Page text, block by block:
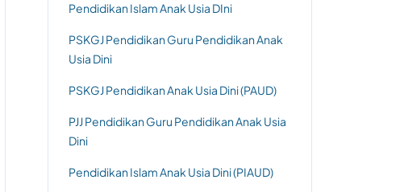
Pendidikan Islam Anak Usia DIni
PSKGJ Pendidikan Guru Pendidikan Anak
Usia Dini
PSKGJ Pendidikan Anak Usia Dini (PAUD)
PJJ Pendidikan Guru Pendidikan Anak Usia
Dini
Pendidikan Islam Anak Usia Dini (PIAUD)